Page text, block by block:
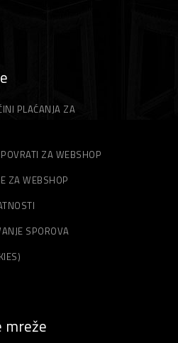
PLAĆANJA ZA
ZA WEBSHOP
ZA WEBSHOP
SPOROVA
mreže